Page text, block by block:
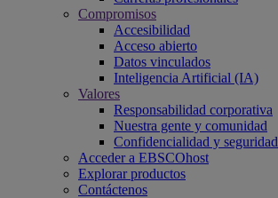
Compromisos
Accesibilidad
Acceso abierto
Datos vinculados
Inteligencia Artificial (IA)
Valores
Responsabilidad corporativa
Nuestra gente y comunidad
Confidencialidad y seguridad
Acceder a EBSCOhost
Explorar productos
Contáctenos